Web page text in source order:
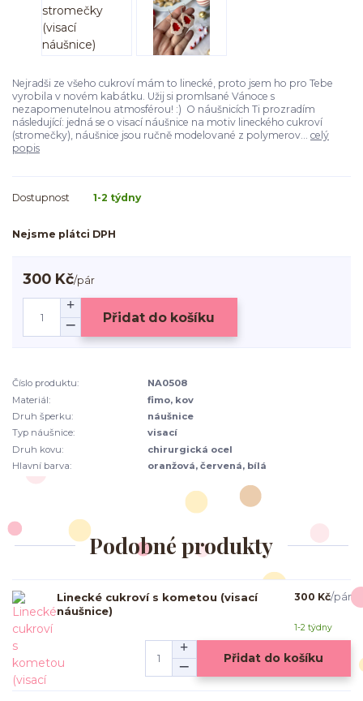
Nejradši ze všeho cukroví mám to linecké, proto jsem ho pro Tebe
vyrobila v novém kabátku. Užij si promlsané Vánoce s
nezapomenutelnou atmosférou! :) O náušnicích Ti prozradím
následující: jedná se o visací náušnice na motiv lineckého cukroví
(stromečky), náušnice jsou ručně modelované z polymerov... celý
popis
Dostupnost 1-2 týdny
Nejsme plátci DPH
300 Kč/pár
Přidat do košíku
Číslo produktu:
NA0508
Materiál:
fimo, kov
Druh šperku:
náušnice
Typ náušnice:
visací
Druh kovu:
chirurgická ocel
Hlavní barva:
oranžová, červená, bílá
Podobné produkty
Linecké cukroví s kometou (visací
náušnice)
300 Kč/pár
1-2 týdny
Přidat do košíku